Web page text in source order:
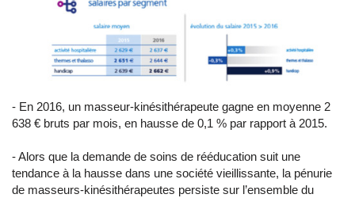
- En 2016, un masseur-kinésithérapeute gagne en moyenne 2
638 € bruts par mois, en hausse de 0,1 % par rapport à 2015.
- Alors que la demande de soins de rééducation suit une
tendance à la hausse dans une société vieillissante, la pénurie
de masseurs-kinésithérapeutes persiste sur l’ensemble du